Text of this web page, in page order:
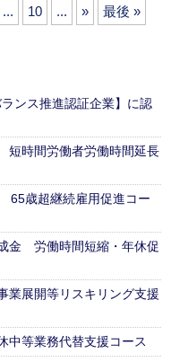
... 10 ... » 最後 »
ンス推進認証企業】に認
短時間労働者労働時間延長
65歳超継続雇用促進コー
金 労働時間短縮・年休促
業展開等リスキリング支援
中等業務代替支援コース